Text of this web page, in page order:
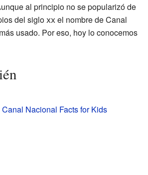
al principio no se popularizó de
del sigloxxel nombre de Canal
usado. Por eso, hoy lo conocemos
Canal Nacional Facts for Kids